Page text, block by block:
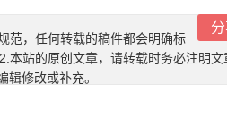
范，任何转载的稿件都会明确标
本站的原创文章，请转载时务必注明
辑修改或补充。